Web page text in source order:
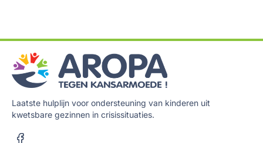
Laatste hulplijn voor ondersteuning van kinderen uit
kwetsbare gezinnen in crisissituaties.